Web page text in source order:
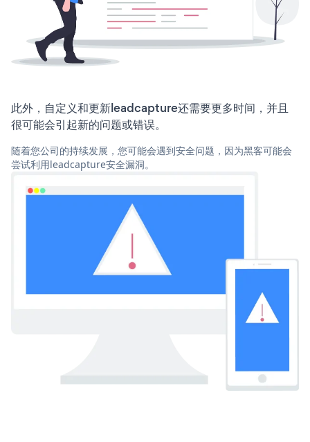
此外，自定义和更新leadcapture还需要更多时间，并且
很可能会引起新的问题或错误。
随着您公司的持续发展，您可能会遇到安全问题，因为黑客可能会
尝试利用leadcapture安全漏洞。